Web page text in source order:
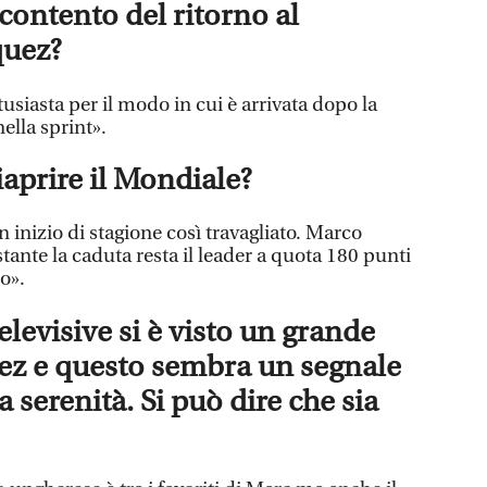
del ritorno al
per il modo in cui è arrivata dopo la
sprint».
il Mondiale?
inizio di stagione così travagliato. Marco
la caduta resta il leader a quota 180 punti
si è visto un grande
e questo sembra un segnale
serenità. Si può dire che sia